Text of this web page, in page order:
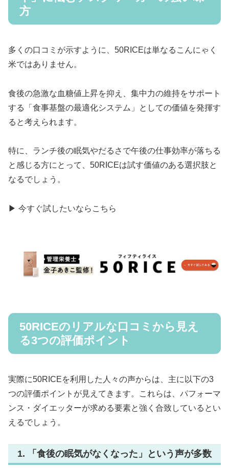
方
多くの口コミが示すように、50RICEは単なるこんにゃく
米ではありません。
食後の急激な血糖値上昇を抑え、集中力の維持をサポート
する「食事基盤の最適化システム」としての価値を発揮す
ると考えられます。
特に、ランチ後の眠気やだるさで午後の仕事効率が落ちる
と感じる方にとって、50RICEは試す価値のある選択肢と
なるでしょう。
▶ 今すぐ試したいならこちら
50RICEのリアルな口コミから見え
る3つの評価ポイント
実際に50RICEを利用した人々の声からは、主に以下の3
つの評価ポイントが見えてきます。これらは、パフォーマ
ンス・ダイエッターが求める要素と強く合致しているとい
えるでしょう。
1. 「食後の眠気がなくなった」という声が多数